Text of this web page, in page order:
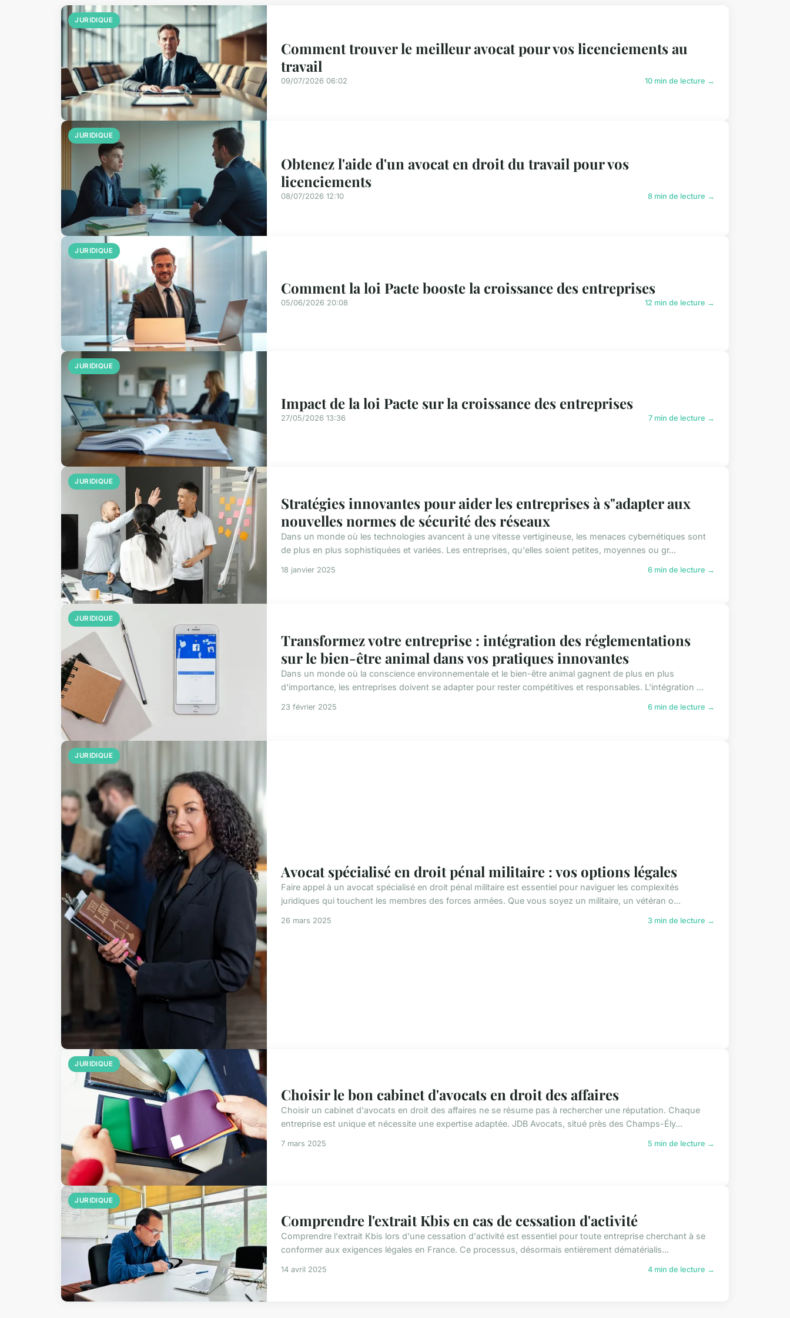
JURIDIQUE
Comment trouver le meilleur avocat pour vos licenciements au
travail
09/07/2026 06:02 10 min de lecture →
JURIDIQUE
Obtenez l'aide d'un avocat en droit du travail pour vos
licenciements
08/07/2026 12:10 8 min de lecture →
JURIDIQUE
Comment la loi Pacte booste la croissance des entreprises
05/06/2026 20:08 12 min de lecture →
JURIDIQUE
Impact de la loi Pacte sur la croissance des entreprises
27/05/2026 13:36 7 min de lecture →
JURIDIQUE
Stratégies innovantes pour aider les entreprises à s"adapter aux
nouvelles normes de sécurité des réseaux
Dans un monde où les technologies avancent à une vitesse vertigineuse, les menaces cybernétiques sont
de plus en plus sophistiquées et variées. Les entreprises, qu'elles soient petites, moyennes ou gr...
18 janvier 2025 6 min de lecture →
JURIDIQUE
Transformez votre entreprise : intégration des réglementations
sur le bien-être animal dans vos pratiques innovantes
Dans un monde où la conscience environnementale et le bien-être animal gagnent de plus en plus
d'importance, les entreprises doivent se adapter pour rester compétitives et responsables. L'intégration ...
23 février 2025 6 min de lecture →
JURIDIQUE
Avocat spécialisé en droit pénal militaire : vos options légales
Faire appel à un avocat spécialisé en droit pénal militaire est essentiel pour naviguer les complexités
juridiques qui touchent les membres des forces armées. Que vous soyez un militaire, un vétéran o...
26 mars 2025 3 min de lecture →
JURIDIQUE
Choisir le bon cabinet d'avocats en droit des affaires
Choisir un cabinet d'avocats en droit des affaires ne se résume pas à rechercher une réputation. Chaque
entreprise est unique et nécessite une expertise adaptée. JDB Avocats, situé près des Champs-Ély...
7 mars 2025 5 min de lecture →
JURIDIQUE
Comprendre l'extrait Kbis en cas de cessation d'activité
Comprendre l'extrait Kbis lors d'une cessation d'activité est essentiel pour toute entreprise cherchant à se
conformer aux exigences légales en France. Ce processus, désormais entièrement dématérialis...
14 avril 2025 4 min de lecture →